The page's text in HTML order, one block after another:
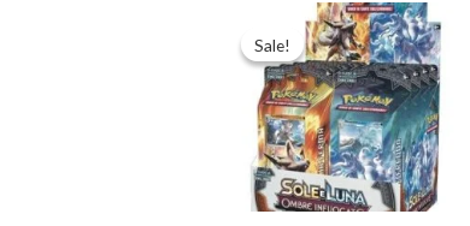
Sale!
Sale!
Pierwotna
cena
wynosiła:
109,19 zł.
Aktualna
cena
wynosi:
77,99 zł.